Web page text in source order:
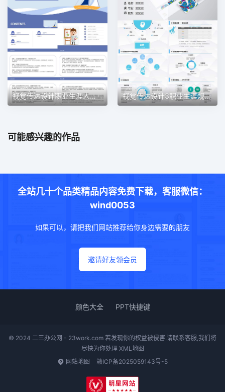
视觉传达设计职业生涯人物访谈职业生涯规划PPT模板 视觉传达设计3职业生涯规划PPT模板
可能感兴趣的作品
全站几十个品类精品内容免费下载，客服微信：
wind0053
如果可以，请把我们网站推荐给你身边需要的朋友
邀请好友领会员
颜色大全 PPT快捷键
© 2024 二三办公网 - 23work.com 若发现你的权益被侵害.请联系客服,我们将
尽快为你处理 XML地图
网站地图
赣ICP备2025059143号-5